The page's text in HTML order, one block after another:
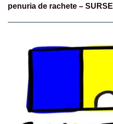
penuria de rachete – SURSE